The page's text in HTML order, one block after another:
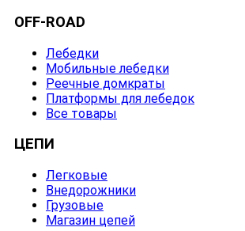
OFF-ROAD
Лебедки
Мобильные лебедки
Реечные домкраты
Платформы для лебедок
Все товары
ЦЕПИ
Легковые
Внедорожники
Грузовые
Магазин цепей